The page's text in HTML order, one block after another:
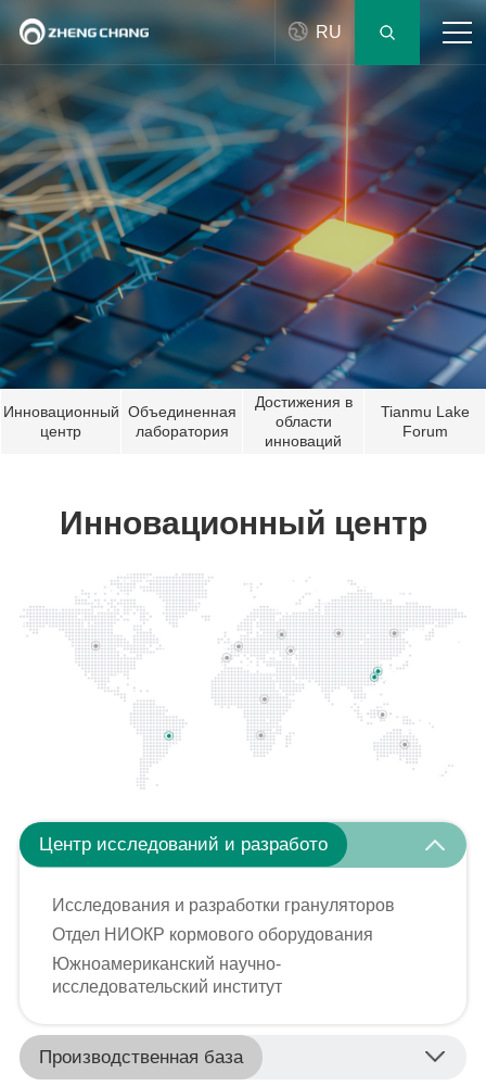
RU
Инновационный
центр
Объединенная
лаборатория
Достижения в
области
инноваций
Tianmu Lake
Forum
Инновационный центр
Центр исследований и разработо
Исследования и разработки грануляторов
Отдел НИОКР кормового оборудования
Южноамериканский научно-
исследовательский институт
Производственная база